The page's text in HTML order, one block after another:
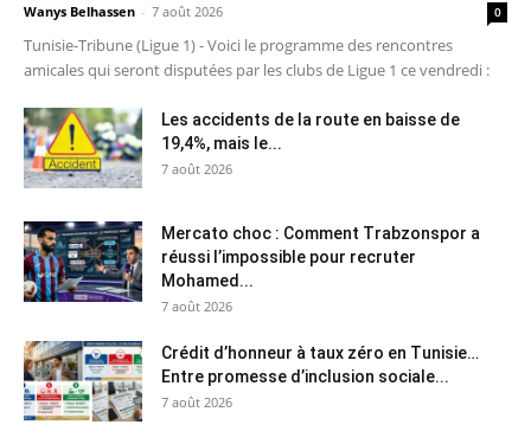
Wanys Belhassen - 7 août 2026 0
Tunisie-Tribune (Ligue 1) - Voici le programme des rencontres
amicales qui seront disputées par les clubs de Ligue 1 ce vendredi :
Les accidents de la route en baisse de
19,4%, mais le...
7 août 2026
Mercato choc : Comment Trabzonspor a
réussi l’impossible pour recruter
Mohamed...
7 août 2026
Crédit d’honneur à taux zéro en Tunisie…
Entre promesse d’inclusion sociale...
7 août 2026